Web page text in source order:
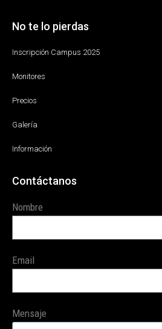
No te lo pierdas
Inscripción Campus 2025
Monitores
Precios
Galería
Información
Contáctanos
Nombre
Email
Mensaje